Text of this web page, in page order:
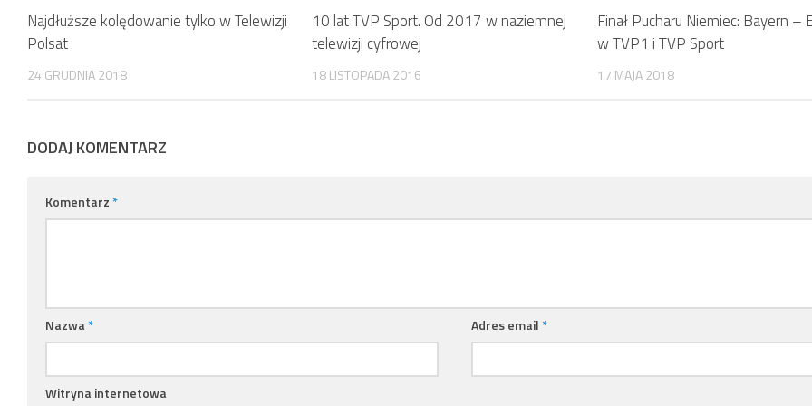
Najdłuższe kolędowanie tylko w Telewizji
Polsat
24 GRUDNIA 2018
10 lat TVP Sport. Od 2017 w naziemnej
telewizji cyfrowej
18 LISTOPADA 2016
Finał Pucharu Niemiec: Bayern –
w TVP1 i TVP Sport
17 MAJA 2018
DODAJ KOMENTARZ
Komentarz*
Nazwa* Adres email*
Witryna internetowa